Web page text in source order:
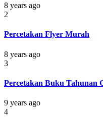
8 years ago
2
Percetakan Flyer Murah
8 years ago
3
Percetakan Buku Tahunan
9 years ago
4